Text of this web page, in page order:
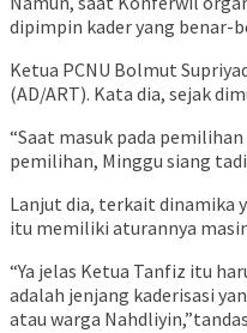
dipimpin kader yang benar-
Ketua PCNU Bolmut
(AD/ART). Kata dia, sejak
“Saat masuk pada
pemilihan, Minggu siang
Lanjut dia, terkait dinamika
itu memiliki aturannya
“Ya jelas Ketua Tanfiz itu
adalah jenjang kaderisasi
atau warga